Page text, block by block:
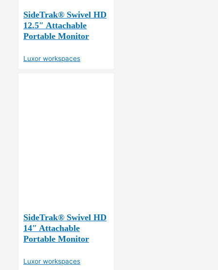
SideTrak® Swivel HD
12.5″ Attachable
Portable Monitor
Luxor workspaces
SideTrak® Swivel HD
14″ Attachable
Portable Monitor
Luxor workspaces